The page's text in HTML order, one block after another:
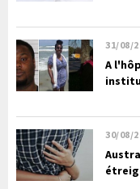
31/08/
A
30/08/